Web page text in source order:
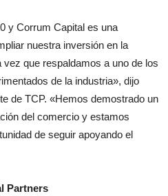
y Corrum Capital es una
nuestra inversión en la
que respaldamos a uno de los
de la industria», dijo
de TCP. «Hemos demostrado un
del comercio y estamos
de seguir apoyando el
Partners